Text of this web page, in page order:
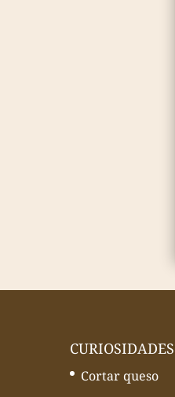
Cortar queso